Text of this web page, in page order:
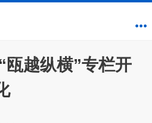
瓯越纵横”专栏开